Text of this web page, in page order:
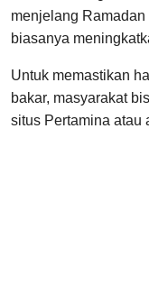
menjelang
biasanya
Untuk memastikan
bakar, masyarakat
situs Pertamina atau